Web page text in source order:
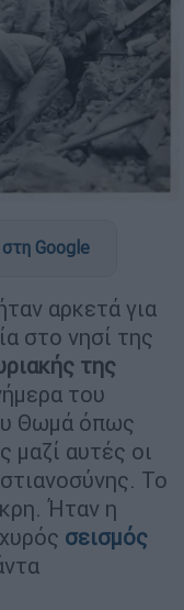
Google
αρκετά για
στο νησί της
της
του
Θωμά όπως
μαζί αυτές οι
Το
Ήταν η
σεισμός